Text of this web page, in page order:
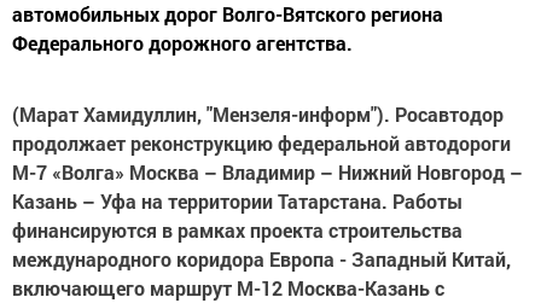
автомобильных дорог Волго-Вятского региона
Федерального дорожного агентства.
(Марат Хамидуллин, "Мензеля-информ"). Росавтодор
продолжает реконструкцию федеральной автодороги
М-7 «Волга» Москва – Владимир – Нижний Новгород –
Казань – Уфа на территории Татарстана. Работы
финансируются в рамках проекта строительства
международного коридора Европа - Западный Китай,
включающего маршрут М-12 Москва-Казань с